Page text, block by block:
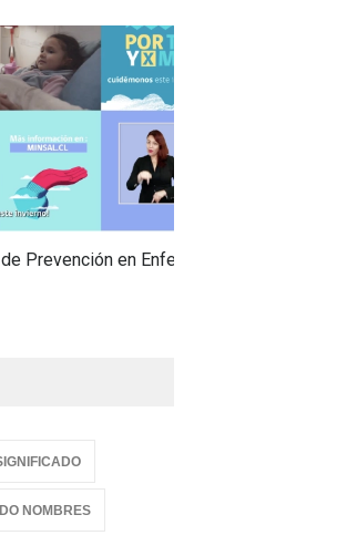
Prevención en Enfermedades
NOMBRES